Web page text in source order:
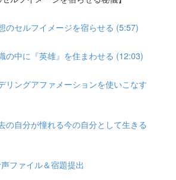
セルフイメージを宿らせる (5:57)
中に『英雄』を住まわせる (12:03)
ングアファメーションを使いこなす
自分が憧れる今の自分として生きる
ファイル＆宿題提出